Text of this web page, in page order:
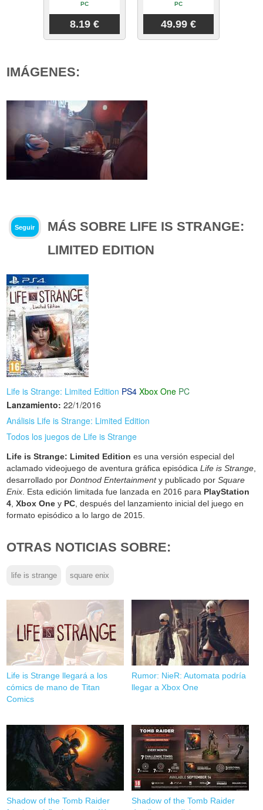
PC
8.19 €
PC
49.99 €
IMÁGENES:
Seguir
MÁS SOBRE LIFE IS STRANGE:
LIMITED EDITION
Life is Strange: Limited Edition PS4 Xbox One PC
Lanzamiento: 22/1/2016
Análisis Life is Strange: Limited Edition
Todos los juegos de Life is Strange
Life is Strange: Limited Edition es una versión especial del
aclamado videojuego de aventura gráfica episódicaLife is Strange
desarrollado porDontnod Entertainmenty publicado porSquare
Enix . Esta edición limitada fue lanzada en 2016 para PlayStation
4 ,Xbox One y PC , después del lanzamiento inicial del juego en
formato episódico a lo largo de 2015.
OTRAS NOTICIAS SOBRE:
life is strange square enix
Life is Strange llegará a los
cómics de mano de Titan
Comics
Rumor: NieR: Automata podría
llegar a Xbox One
Shadow of the Tomb Raider
Shadow of the Tomb Raider